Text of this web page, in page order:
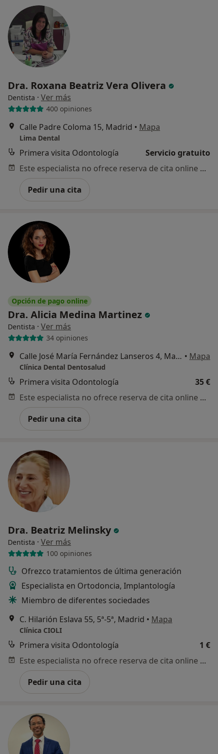
Dra. Roxana Beatriz Vera Olivera
Dentista · Ver más
400 opiniones
Calle Padre Coloma 15, Madrid • Mapa
Lima Dental
Primera visita Odontología
Servicio gratuito
Este especialista no ofrece reserva de cita online en esta dirección.
Pedir una cita
Opción de pago online
Dra. Alicia Medina Martinez
Dentista · Ver más
34 opiniones
Calle José María Fernández Lanseros 4, Madrid • Mapa
Clínica Dental Dentosalud
Primera visita Odontología
35 €
Este especialista no ofrece reserva de cita online en esta dirección.
Pedir una cita
Dra. Beatriz Melinsky
Dentista · Ver más
100 opiniones
Ofrezco tratamientos de última generación
Especialista en Ortodoncia, Implantología
Miembro de diferentes sociedades
C. Hilarión Eslava 55, 5ª-5ª, Madrid • Mapa
Clínica CIOLI
Primera visita Odontología
1 €
Este especialista no ofrece reserva de cita online en esta dirección.
Pedir una cita